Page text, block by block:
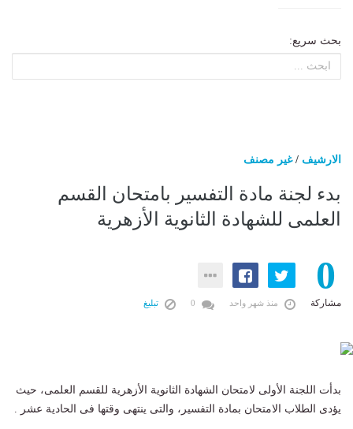
بحث سريع:
الارشيف /غير مصنف
بدء لجنة مادة التفسير بامتحان القسم
العلمى للشهادة الثانوية الأزهرية
0
مشاركة منذ شهر واحد تبليغ
بدأت اللجنة الأولى لامتحان الشهادة الثانوية الأزهرية للقسم العلمى، حيث
يؤدى الطلاب الامتحان بمادة التفسير، والتى ينتهى وقتها فى الحادية عشر .